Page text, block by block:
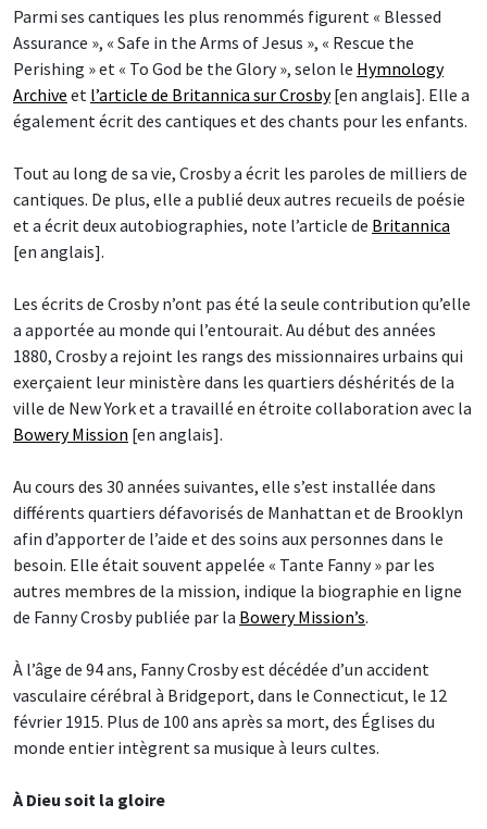
Parmi ses cantiques les plus renommés figurent « Blessed
Assurance », « Safe in the Arms of Jesus », « Rescue the
Perishing » et « To God be the Glory », selon le Hymnology
Archive et l’article de Britannica sur Crosby[en anglais]. Elle a
également écrit des cantiques et des chants pour les enfants.
Tout au long de sa vie, Crosby a écrit les paroles de milliers de
cantiques. De plus, elle a publié deux autres recueils de poésie
et a écrit deux autobiographies, note l’article de Britannica
[en anglais].
Les écrits de Crosby n’ont pas été la seule contribution qu’elle
a apportée au monde qui l’entourait. Au début des années
1880, Crosby a rejoint les rangs des missionnaires urbains qui
exerçaient leur ministère dans les quartiers déshérités de la
ville de New York et a travaillé en étroite collaboration avec la
Bowery Mission [en anglais].
Au cours des 30 années suivantes, elle s’est installée dans
différents quartiers défavorisés de Manhattan et de Brooklyn
afin d’apporter de l’aide et des soins aux personnes dans le
besoin. Elle était souvent appelée « Tante Fanny » par les
autres membres de la mission, indique la biographie en ligne
de Fanny Crosby publiée par la Bowery Mission’s.
À l’âge de 94 ans, Fanny Crosby est décédée d’un accident
vasculaire cérébral à Bridgeport, dans le Connecticut, le 12
février 1915. Plus de 100 ans après sa mort, des Églises du
monde entier intègrent sa musique à leurs cultes.
À Dieu soit la gloire